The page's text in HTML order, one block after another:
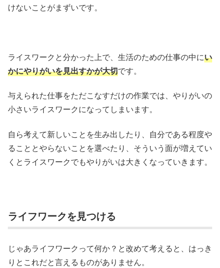
けないことがまずいです。
ライスワークと分かった上で、生活のための仕事の中にい
かにやりがいを見出すかが大切です。
与えられた仕事をただこなすだけの作業では、やりがいの
小さいライスワークになってしまいます。
自ら考えて新しいことを生み出したり、自分である程度や
ることとやらないことを選べたり、そういう面が増えてい
くとライスワークでもやりがいは大きくなっていきます。
ライフワークを見つける
じゃあライフワークって何か？と改めて考えると、はっき
りとこれだと言えるものがありません。